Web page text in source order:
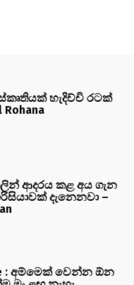
හැදිච්චි රටක්
ආදරය කළ අය ගැන
දැනෙනවා –
: අම්මෙක් වෙන්න ඕන